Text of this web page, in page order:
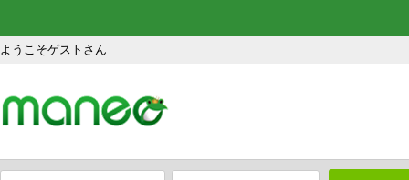
ようこそゲストさん